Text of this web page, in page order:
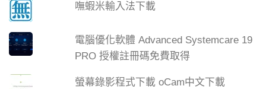
嘸蝦米輸入法下載
電腦優化軟體 Advanced Systemcare 19
PRO 授權註冊碼免費取得
螢幕錄影程式下載 oCam中文下載